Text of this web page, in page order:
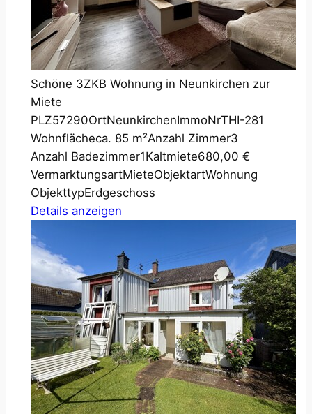
Schöne 3ZKB Wohnung in Neunkirchen zur
Miete
PLZ57290OrtNeunkirchenImmoNrTHI-281
Wohnflächeca. 85 m²Anzahl Zimmer3
Anzahl Badezimmer1Kaltmiete680,00 €
VermarktungsartMieteObjektartWohnung
ObjekttypErdgeschoss
Details anzeigen